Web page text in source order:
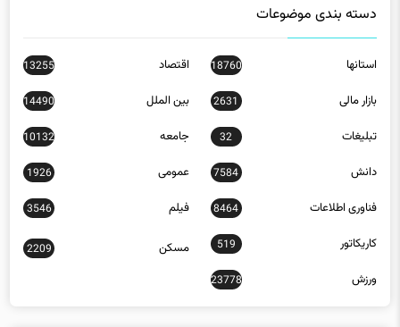
دسته بندی موضوعات
استانها 18760 اقتصاد 13255
بازار مالی 2631 بین الملل 14490
تبلیغات 32 جامعه 10132
دانش 7584 عمومی 1926
فناوری اطلاعات 8464 فیلم 3546
کاریکاتور 519 مسکن 2209
ورزش 23778